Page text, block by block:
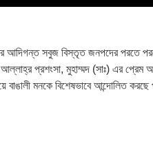
আদিগন্ত সবুজ বিস্তৃত জনপদের পরতে
প্রশংসা, মুহাম্মদ (সাঃ) এর প্রেম
বাঙালী মনকে বিশেষভাবে আন্দোলিত করছে